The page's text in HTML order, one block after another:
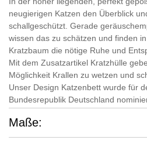
neugierigen Katzen den Überblick
schallgeschützt. Gerade
wissen das zu schätzen und finden
Kratzbaum die nötige Ruhe und
Mit dem Zusatzartikel Kratzhülle
Möglichkeit Krallen zu wetzen und
Unser Design Katzenbett wurde für
Bundesrepublik Deutschland
Maße: